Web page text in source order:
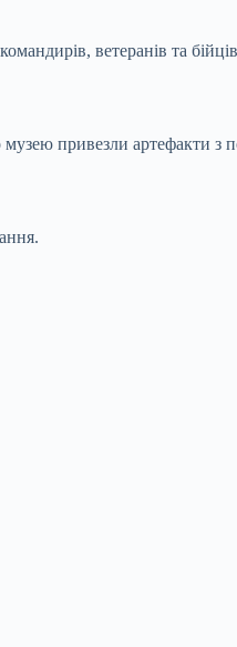
ветеранів та
привезли артефакти з